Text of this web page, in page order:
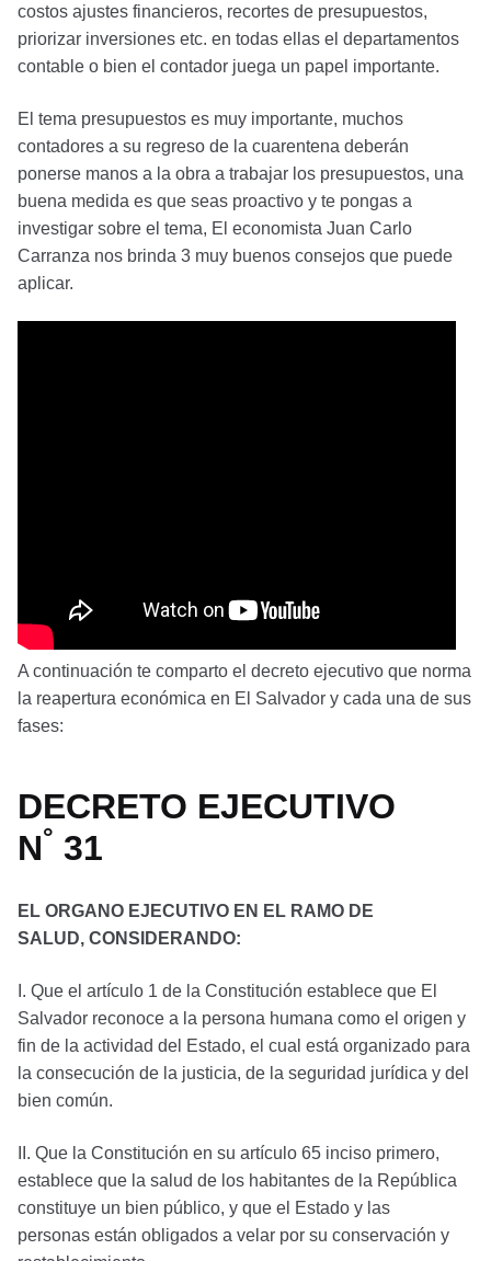
costos ajustes financieros, recortes de presupuestos,
priorizar inversiones etc. en todas ellas el departamentos
contable o bien el contador juega un papel importante.
El tema presupuestos es muy importante, muchos
contadores a su regreso de la cuarentena deberán
ponerse manos a la obra a trabajar los presupuestos, una
buena medida es que seas proactivo y te pongas a
investigar sobre el tema, El economista Juan Carlo
Carranza nos brinda 3 muy buenos consejos que puede
aplicar.
A continuación te comparto el decreto ejecutivo que norma
la reapertura económica en El Salvador y cada una de sus
fases:
DECRETO EJECUTIVO
N° 31
EL ORGANO EJECUTIVO EN EL RAMO DE
SALUD, CONSIDERANDO:
I. Que el artículo 1 de la Constitución establece que El
Salvador reconoce a la persona humana como el origen y
fin de la actividad del Estado, el cual está organizado para
la consecución de la justicia, de la seguridad jurídica y del
bien común.
II. Que la Constitución en su artículo 65 inciso primero,
establece que la salud de los habitantes de la República
constituye un bien público, y que el Estado y las
personas están obligados a velar por su conservación y